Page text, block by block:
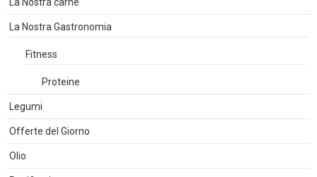
La Nostra Gastronomia
Fitness
Proteine
Legumi
Offerte del Giorno
Olio